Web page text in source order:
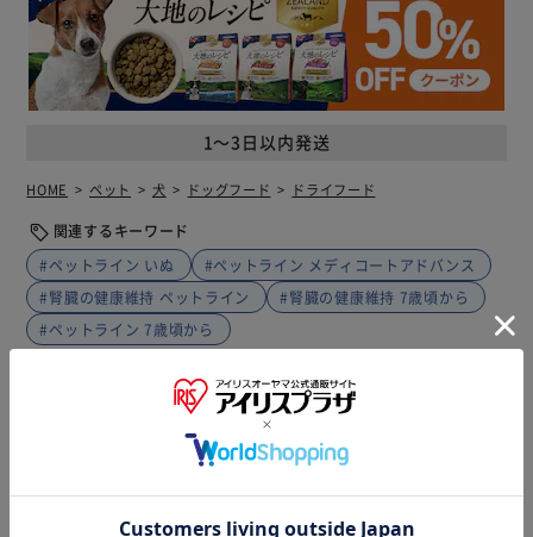
1～3日以内発送
HOME ペット 犬 ドッグフード ドライフード
関連するキーワード
#ペットライン いぬ
#ペットライン メディコートアドバンス
#腎臓の健康維持 ペットライン
#腎臓の健康維持 7歳頃から
#ペットライン 7歳頃から
仕様・サイズ
腎臓の健康維持に配慮して、たんぱく質およびリンとナトリ
ウムの含有量を調整。
脳の健康維持に配慮して、DHA・EPAが豊富なフィッシュオ